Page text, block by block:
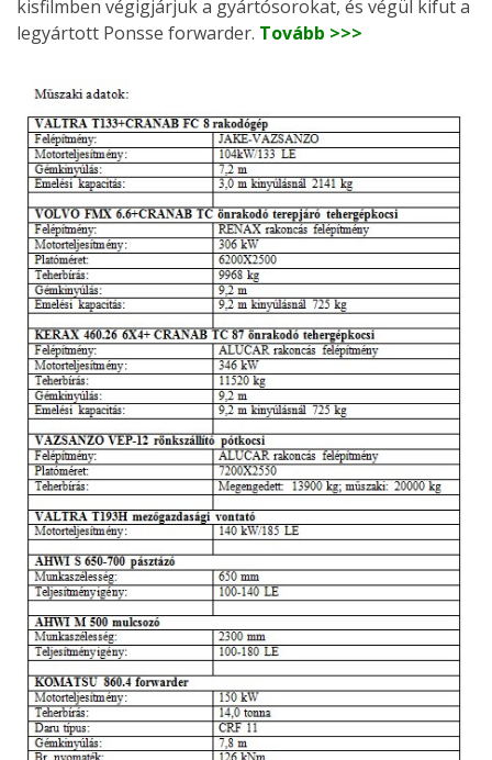
kisfilmben végigjárjuk a gyártósorokat, és végül kifut a
legyártott Ponsse forwarder. Tovább >>>